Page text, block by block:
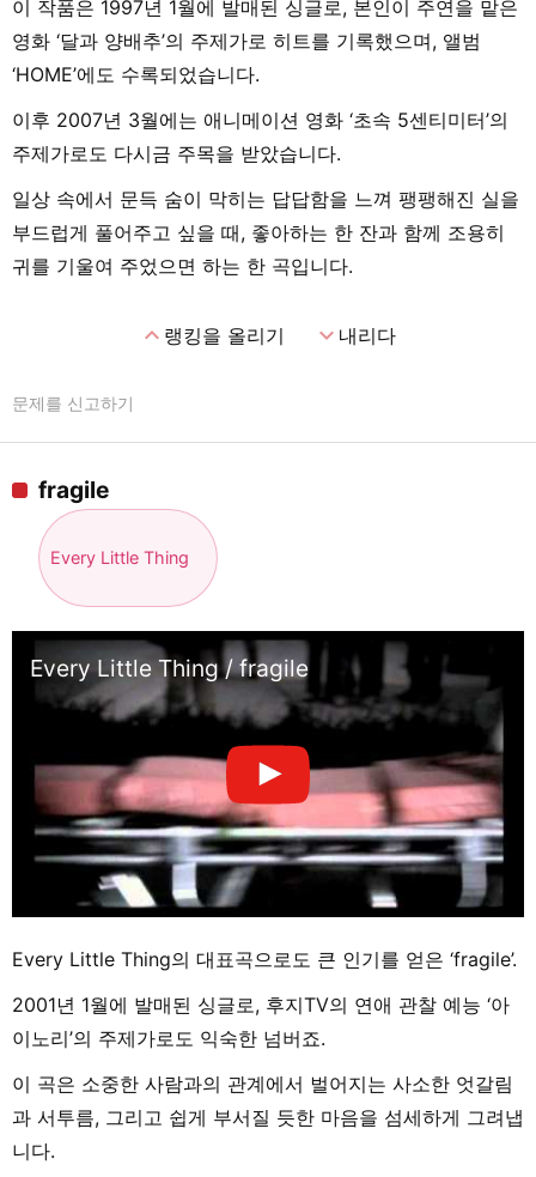
이 작품은 1997년 1월에 발매된 싱글로, 본인이 주연을 맡은
영화 ‘달과 양배추’의 주제가로 히트를 기록했으며, 앨범
‘HOME’에도 수록되었습니다.
이후 2007년 3월에는 애니메이션 영화 ‘초속 5센티미터’의
주제가로도 다시금 주목을 받았습니다.
일상 속에서 문득 숨이 막히는 답답함을 느껴 팽팽해진 실을
부드럽게 풀어주고 싶을 때, 좋아하는 한 잔과 함께 조용히
귀를 기울여 주었으면 하는 한 곡입니다.
expand_less랭킹을 올리기 expand_more내리다
문제를 신고하기
fragile
Every Little Thing
Every Little Thing / fragile
Every Little Thing의 대표곡으로도 큰 인기를 얻은 ‘fragile’.
2001년 1월에 발매된 싱글로, 후지TV의 연애 관찰 예능 ‘아
이노리’의 주제가로도 익숙한 넘버죠.
이 곡은 소중한 사람과의 관계에서 벌어지는 사소한 엇갈림
과 서투름, 그리고 쉽게 부서질 듯한 마음을 섬세하게 그려냅
니다.